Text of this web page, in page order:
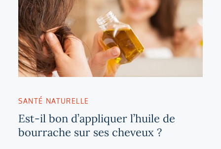
SANTÉ NATURELLE
Est-il bon d’appliquer l’huile de
bourrache sur ses cheveux ?